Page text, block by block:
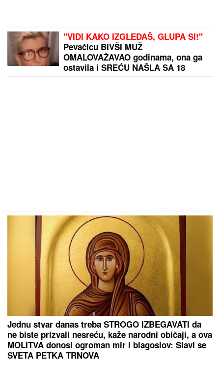
"VIDI KAKO IZGLEDAŠ, GLUPA SI!"
Pevačicu BIVŠI MUŽ
OMALOVAŽAVAO godinama, ona ga
ostavila i SREĆU NAŠLA SA 18
Jednu stvar danas treba STROGO IZBEGAVATI da
ne biste prizvali nesreću, kaže narodni običaji, a ova
MOLITVA donosi ogroman mir i blagoslov: Slavi se
SVETA PETKA TRNOVA